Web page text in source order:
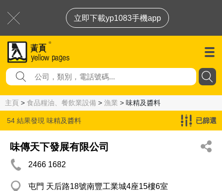
立即下載yp1083手機app
主頁 > 食品糧油、餐飲業設備 > 漁業 > 味精及醬料
54 結果發現 味精及醬料 已篩選
味傳天下發展有限公司
2466 1682
屯門 天后路18號南豐工業城4座15樓6室